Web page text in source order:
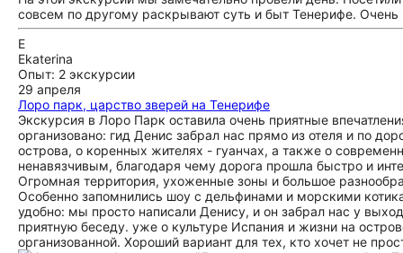
совсем по другому раскрывают суть и быт Тенерифе.
E
Ekaterina
Опыт: 2 экскурсии
29 апреля
Лоро парк, царство зверей на Тенерифе
Экскурсия в Лоро Парк оставила очень приятные
организовано: гид Денис забрал нас прямо из отеля и по
острова, о коренных жителях - гуанчах, а также о
ненавязчивым, благодаря чему дорога прошла быстро и
Огромная территория, ухоженные зоны и большое
Особенно запомнились шоу с дельфинами и морскими
удобно: мы просто написали Денису, и он забрал нас у
приятную беседу. уже о культуре Испания и жизни на
организованной. Хороший вариант для тех, кто хочет не